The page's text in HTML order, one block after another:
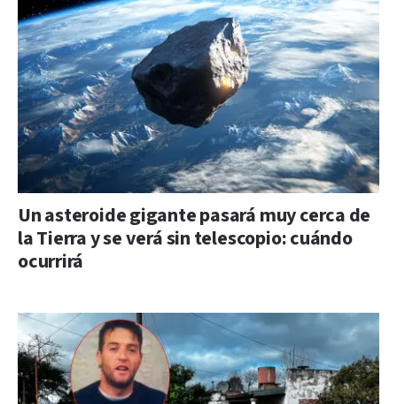
Un asteroide gigante pasará muy cerca de
la Tierra y se verá sin telescopio: cuándo
ocurrirá